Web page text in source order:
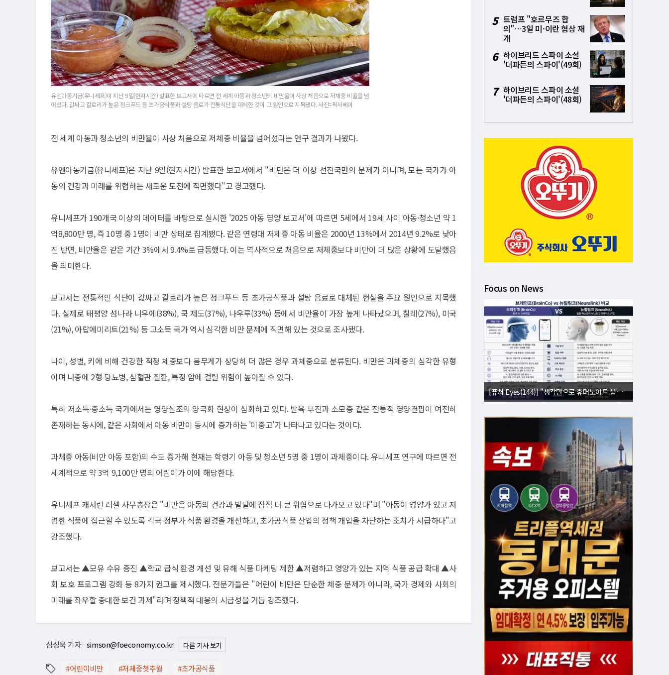
유엔아동기금(유니세프)이 지난 9일(현지시간) 발표한 보고서에 따르면 전 세계 아동과 청소년의 비만율이 사상 처음으로 저체중 비율을 넘
어섰다. 값싸고 칼로리가 높은 정크푸드 등 초가공식품과 설탕 음료가 전통식단을 대체한 것이 그 원인으로 지목됐다. 사진=픽사베이
전 세계 아동과 청소년의 비만율이 사상 처음으로 저체중 비율을 넘어섰다는 연구 결과가 나왔다.
유엔아동기금(유니세프)은 지난 9일(현지시간) 발표한 보고서에서 "비만은 더 이상 선진국만의 문제가 아니며, 모든 국가가 아
동의 건강과 미래를 위협하는 새로운 도전에 직면했다"고 경고했다.
유니세프가 190개국 이상의 데이터를 바탕으로 실시한 '2025 아동 영양 보고서'에 따르면 5세에서 19세 사이 아동·청소년 약 1
억8,800만 명, 즉 10명 중 1명이 비만 상태로 집계됐다. 같은 연령대 저체중 아동 비율은 2000년 13%에서 2014년 9.2%로 낮아
진 반면, 비만율은 같은 기간 3%에서 9.4%로 급등했다. 이는 역사적으로 처음으로 저체중보다 비만이 더 많은 상황에 도달했음
을 의미한다.
보고서는 전통적인 식단이 값싸고 칼로리가 높은 정크푸드 등 초가공식품과 설탕 음료로 대체된 현실을 주요 원인으로 지목했
다. 실제로 태평양 섬나라 니우에(38%), 쿡 제도(37%), 나우루(33%) 등에서 비만율이 가장 높게 나타났으며, 칠레(27%), 미국
(21%), 아랍에미리트(21%) 등 고소득 국가 역시 심각한 비만 문제에 직면해 있는 것으로 조사됐다.
나이, 성별, 키에 비해 건강한 적정 체중보다 몸무게가 상당히 더 많은 경우 과체중으로 분류된다. 비만은 과체중의 심각한 유형
이며 나중에 2형 당뇨병, 심혈관 질환, 특정 암에 걸릴 위험이 높아질 수 있다.
특히 저소득·중소득 국가에서는 영양실조의 양극화 현상이 심화하고 있다. 발육 부진과 소모증 같은 전통적 영양결핍이 여전히
존재하는 동시에, 같은 사회에서 아동 비만이 동시에 증가하는 '이중고'가 나타나고 있다는 것이다.
과체중 아동(비만 아동 포함)의 수도 증가해 현재는 학령기 아동 및 청소년 5명 중 1명이 과체중이다. 유니세프 연구에 따르면 전
세계적으로 약 3억 9,100만 명의 어린이가 이에 해당한다.
유니세프 캐서린 러셀 사무총장은 "비만은 아동의 건강과 발달에 점점 더 큰 위협으로 다가오고 있다"며 "아동이 영양가 있고 저
렴한 식품에 접근할 수 있도록 각국 정부가 식품 환경을 개선하고, 초가공식품 산업의 정책 개입을 차단하는 조치가 시급하다"고
강조했다.
보고서는 ▲모유 수유 증진 ▲학교 급식 환경 개선 및 유해 식품 마케팅 제한 ▲저렴하고 영양가 있는 지역 식품 공급 확대 ▲사
회 보호 프로그램 강화 등 8가지 권고를 제시했다. 전문가들은 "어린이 비만은 단순한 체중 문제가 아니라, 국가 경제와 사회의
미래를 좌우할 중대한 보건 과제"라며 정책적 대응의 시급성을 거듭 강조했다.
심성욱 기자 simson@foeconomy.co.kr 다른 기사 보기
#어린이비만 #저체중첫추월 #초가공식품
5 트럼프 "호르무즈 합
의"⋯3일 미·이란 협상 재
개
6 하이브리드 스파이 소설
'더파든의 스파이'(49회)
7 하이브리드 스파이 소설
'더파든의 스파이'(48회)
Focus on News
[퓨처 Eyes(144)] "생각만으로 휴머노이드 움직인다"⋯뇌 내적 설계도 복제